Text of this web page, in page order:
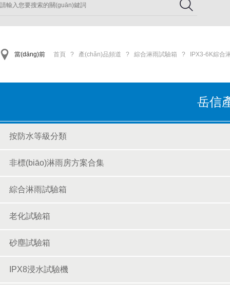
當(dāng)前 首頁 ? 產(chǎn)品頻道 ? 綜合淋雨試驗箱 ? IPX3-6K綜合
岳信
按防水等級分類
非標(biāo)淋雨房方案合集
綜合淋雨試驗箱
老化試驗箱
砂塵試驗箱
IPX8浸水試驗機